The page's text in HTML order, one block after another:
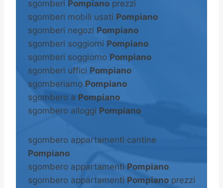
sgomberi Pompiano prezzi
sgomberi mobili usati Pompiano
sgomberi negozi Pompiano
sgomberi soggiorni Pompiano
sgomberi soggiorno Pompiano
sgomberi uffici Pompiano
sgomberiamo Pompiano
sgombero a Pompiano
sgombero alloggi Pompiano
sgombero appartamenti cantine
Pompiano
sgombero appartamenti Pompiano
sgombero appartamenti Pompiano prezzi